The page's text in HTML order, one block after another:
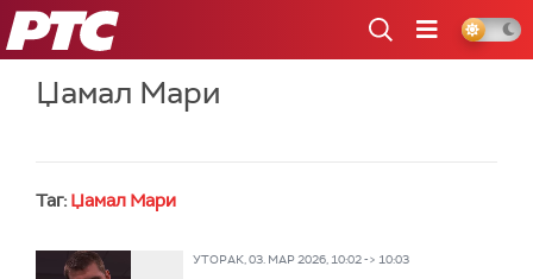
РТС
Џамал Мари
Таг: Џамал Мари
УТОРАК, 03. МАР 2026, 10:02 -> 10:03